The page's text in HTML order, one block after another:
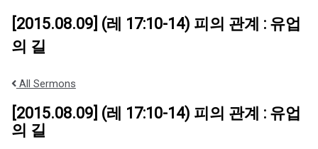
[2015.08.09] (레 17:10-14) 피의 관계 : 유업
의 길
All Sermons
[2015.08.09] (레 17:10-14) 피의 관계 : 유업
의 길